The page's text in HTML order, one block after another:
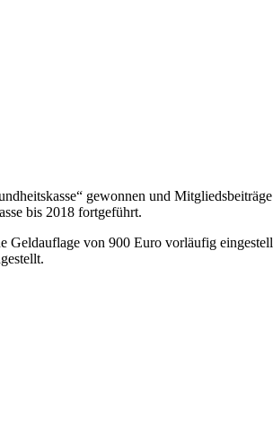
gewonnen und
bis 2018 fortgeführt.
Geldauflage von 900 Euro vorläufig